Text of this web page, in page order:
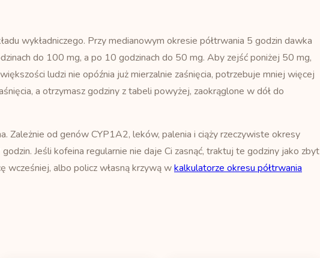
wykładniczego. Przy medianowym okresie półtrwania 5 godzin dawka
do 100 mg, a po 10 godzinach do 50 mg. Aby zejść poniżej 50 mg,
ludzi nie opóźnia już mierzalnie zaśnięcia, potrzebuje mniej więcej
a otrzymasz godziny z tabeli powyżej, zaokrąglone w dół do
Zależnie od genów CYP1A2, leków, palenia i ciąży rzeczywiste okresy
Jeśli kofeina regularnie nie daje Ci zasnąć, traktuj te godziny jako zbyt
wcześniej, albo policz własną krzywą wkalkulatorze okresu półtrwania